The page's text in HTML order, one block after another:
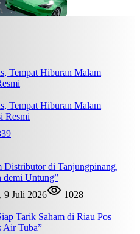
Tempat Hiburan Malam
Resmi
Distributor di Tanjungpinang,
demi Untung”
9 Juli 2026
1028
Tarik Saham di Riau Pos
Air Tuba”